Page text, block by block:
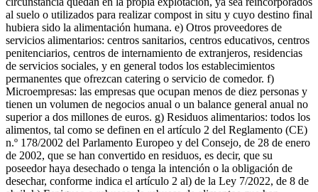
al suelo o utilizados para realizar compost in situ y cuyo destino final
hubiera sido la alimentación humana. e) Otros proveedores de
servicios alimentarios: centros sanitarios, centros educativos, centros
penitenciarios, centros de internamiento de extranjeros, residencias
de servicios sociales, y en general todos los establecimientos
permanentes que ofrezcan catering o servicio de comedor. f)
Microempresas: las empresas que ocupan menos de diez personas y
tienen un volumen de negocios anual o un balance general anual no
superior a dos millones de euros. g) Residuos alimentarios: todos los
alimentos, tal como se definen en el artículo 2 del Reglamento (CE)
n.º 178/2002 del Parlamento Europeo y del Consejo, de 28 de enero
de 2002, que se han convertido en residuos, es decir, que su
poseedor haya desechado o tenga la intención o la obligación de
desechar, conforme indica el artículo 2 al) de la Ley 7/2022, de 8 de